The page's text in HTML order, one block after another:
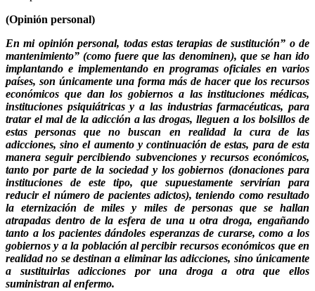
(Opinión personal)
En mi opinión personal, todas estas terapias de sustitución” o de
mantenimiento” (como fuere que las denominen), que se han ido
implantando e implementando en programas oficiales en varios
países, son únicamente una forma más de hacer que los recursos
económicos que dan los gobiernos a las instituciones médicas,
instituciones psiquiátricas y a las industrias farmacéuticas, para
tratar el mal de la adicción a las drogas, lleguen a los bolsillos de
estas personas que no buscan en realidad la cura de las
adicciones, sino el aumento y continuación de estas, para de esta
manera seguir percibiendo subvenciones y recursos económicos,
tanto por parte de la sociedad y los gobiernos (donaciones para
instituciones de este tipo, que supuestamente servirían para
reducir el número de pacientes adictos), teniendo como resultado
la eternización de miles y miles de personas que se hallan
atrapadas dentro de la esfera de una u otra droga, engañando
tanto a los pacientes dándoles esperanzas de curarse, como a los
gobiernos y a la población al percibir recursos económicos que en
realidad no se destinan a eliminar las adicciones, sino únicamente
a sustituirlas adicciones por una droga a otra que ellos
suministran al enfermo.